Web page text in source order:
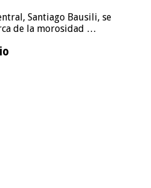
Santiago Bausili, se
de la morosidad …